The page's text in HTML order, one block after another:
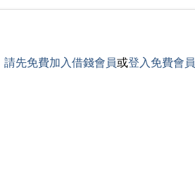
請先免費加入借錢會員或登入免費會員